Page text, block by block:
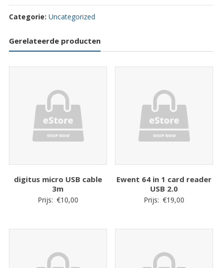
CAT6
0.5M
LSZH
quantity
Categorie: Uncategorized
Gerelateerde producten
digitus micro USB cable
3m
Prijs: €10,00
Ewent 64 in 1 card reader
USB 2.0
Prijs: €19,00